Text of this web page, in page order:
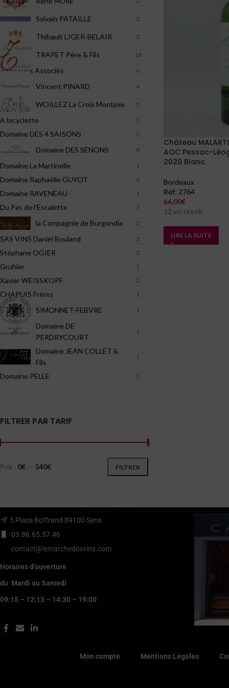
Sylvain PATAILLE 2
Thibault LIGER-BELAIR 2
TRAPET Père & Fils 16
Vignerons Associès 6
Vincent PINARD 4
WOILLEZ La Croix Montjoie 5
A bicyclette 2
Domaine DES 4 SAISONS 2
Domaine DES SENONS 8
Domaine La Martinelle 1
Domaine Raphaëlle GUYOT 6
Domaine RAVENEAU 1
Du Pas de l'Escalette 1
la Compagnie de Burgondie 2
SAS VINS Daniel Bouland 1
Stéphane OGIER 2
Gruhier 1
Xavier WEISSKOPF 2
CHAPUIS Frères 1
SIMONNET-FEBVRE 1
Domaine DE
PERDRYCOURT
1
Domaine JEAN COLLET &
Fils
1
Domaine PELLE 2
FILTRER PAR TARIF
FILTRER
Prix : 0€ — 540€
Château
AOC Pessac-
2020 Blanc
Bordeaux
Réf: 2764
66,00€
12 en stock
LIRE LA SUITE
5 Place Boffrand 89100 Sens
03.86.65.57.46
contact@lemarchedesvins.com
Horaires d’ouverture
du Mardi au Samedi
09:15 – 12:15 – 14:30 – 19:00
Mon compte Mentions Légales